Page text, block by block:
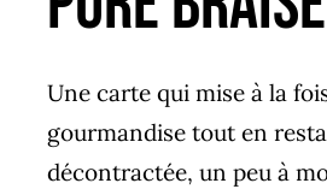
Une carte qui mise à la
gourmandise tout en
décontractée, un peu à